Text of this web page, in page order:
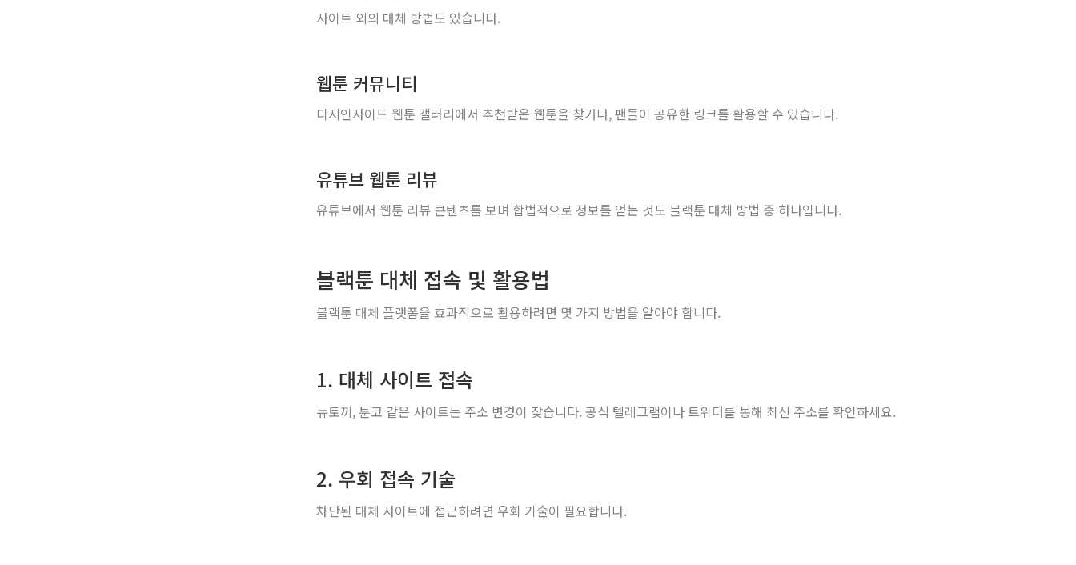
사이트 외의 대체 방법도 있습니다.
웹툰 커뮤니티
디시인사이드 웹툰 갤러리에서 추천받은 웹툰을 찾거나, 팬들이 공유한 링크를 활용할 수 있습니다.
유튜브 웹툰 리뷰
유튜브에서 웹툰 리뷰 콘텐츠를 보며 합법적으로 정보를 얻는 것도 블랙툰 대체 방법 중 하나입니다.
블랙툰 대체 접속 및 활용법
블랙툰 대체 플랫폼을 효과적으로 활용하려면 몇 가지 방법을 알아야 합니다.
1. 대체 사이트 접속
뉴토끼, 툰코 같은 사이트는 주소 변경이 잦습니다. 공식 텔레그램이나 트위터를 통해 최신 주소를 확인하세요.
2. 우회 접속 기술
차단된 대체 사이트에 접근하려면 우회 기술이 필요합니다.